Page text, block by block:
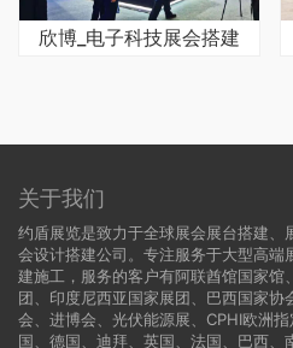
欣博_电子科技展会搭建
关于我们
约盾展览是致力于全球展会展台搭建、
会设计搭建公司。专注服务于大型高端
建施工，服务的客户有阿联酋馆国家馆
团、印度尼西亚国家展团、巴西国家
会、进博会、光伏能源展、CPHI欧洲
国、 德国、迪拜、英国、法国、巴西、